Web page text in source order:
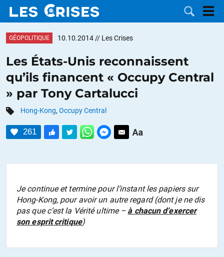
LES
DOSSIERS
CATÉGORIES
MOTS CLÉS
NOUS
CONTACTER
FAIRE UN
GÉOPOLITIQUE 10.10.2014 // Les Crises
Les États-Unis reconnaissent
qu’ils financent « Occupy Central
» par Tony Cartalucci
Hong-Kong, Occupy Central
261
Je continue et termine pour l’instant les papiers sur
Hong-Kong, pour avoir un autre regard (dont je ne dis
pas que c’est la Vérité ultime – à chacun d’exercer
son esprit critique)